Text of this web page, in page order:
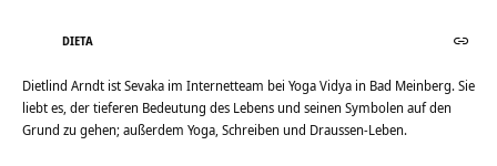
DIETA
Dietlind Arndt ist Sevaka im Internetteam bei Yoga Vidya in Bad Meinberg. Sie
liebt es, der tieferen Bedeutung des Lebens und seinen Symbolen auf den
Grund zu gehen; außerdem Yoga, Schreiben und Draussen-Leben.